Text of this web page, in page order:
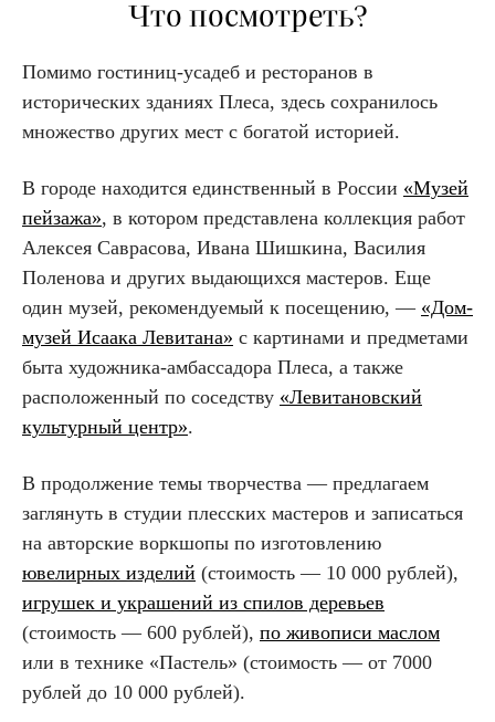
Что посмотреть?
Помимо гостиниц-усадеб и ресторанов в
исторических зданиях Плеса, здесь сохранилось
множество других мест с богатой историей.
В городе находится единственный в России «Музей
пейзажа», в котором представлена коллекция работ
Алексея Саврасова, Ивана Шишкина, Василия
Поленова и других выдающихся мастеров. Еще
один музей, рекомендуемый к посещению, — «Дом-
музей Исаака Левитана» с картинами и предметами
быта художника-амбассадора Плеса, а также
расположенный по соседству «Левитановский
культурный центр».
В продолжение темы творчества — предлагаем
заглянуть в студии плесских мастеров и записаться
на авторские воркшопы по изготовлению
ювелирных изделий (стоимость — 10 000 рублей),
игрушек и украшений из спилов деревьев
(стоимость — 600 рублей), по живописи маслом
или в технике «Пастель» (стоимость — от 7000
рублей до 10 000 рублей).